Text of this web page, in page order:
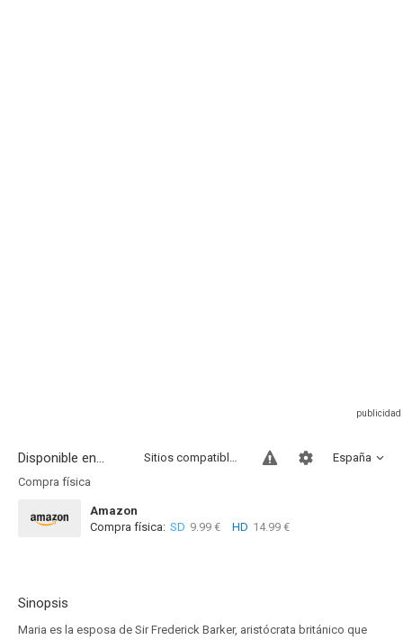
Disponible en... España
Sitios compatibles
Compra física
Amazon
Compra física: SD 9.99 € HD 14.99 €
Sinopsis
Maria es la esposa de Sir Frederick Barker, aristócrata británico que